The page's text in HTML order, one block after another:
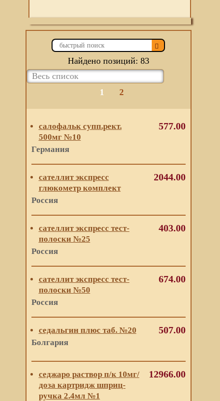
Найдено позиций: 83
1 2
салофальк супп.рект.
500мг №10
Германия
577.00
сателлит экспресс
глюкометр комплект
Россия
2044.00
сателлит экспресс тест-
полоски №25
Россия
403.00
сателлит экспресс тест-
полоски №50
Россия
674.00
седальгин плюс таб. №20
Болгария
507.00
седжаро раствор п/к 10мг/
доза картридж шприц-
ручка 2.4мл №1
12966.00